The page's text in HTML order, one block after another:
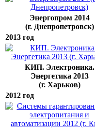
Энергопром 2014
(г. Днепропетровск)
2013 год
КИП. Электроника.
Энергетика 2013
(г. Харьков)
2012 год